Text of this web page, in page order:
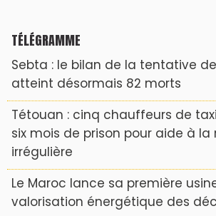
TÉLÉGRAMME
Sebta : le bilan de la tentative
atteint désormais 82 morts
Tétouan : cinq chauffeurs de
six mois de prison pour aide à
irrégulière
Le Maroc lance sa première
valorisation énergétique des